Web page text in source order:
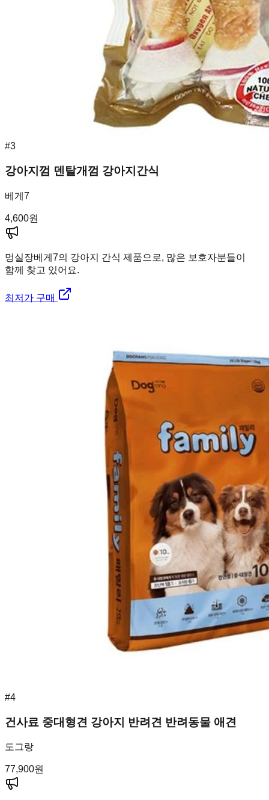
#3
강아지껌 덴탈개껌 강아지간식
베게7
4,600원
멍실장베게7의 강아지 간식 제품으로, 많은 보호자분들이
함께 찾고 있어요.
최저가 구매
#4
건사료 중대형견 강아지 반려견 반려동물 애견
도그랑
77,900원